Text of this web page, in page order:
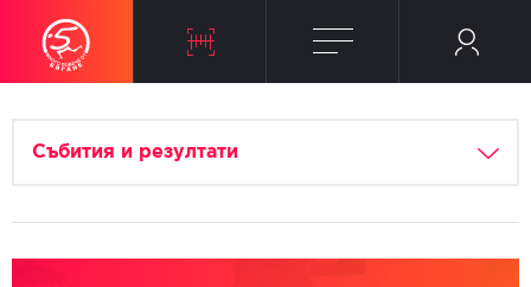
Събития и резултати